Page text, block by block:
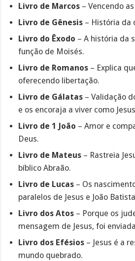
Livro de Marcos – Vencendo
Livro de Gênesis – História da
Livro do Êxodo – A história da
função de Moisés.
Livro de Romanos – Explica
oferecendo libertação.
Livro de Gálatas – Validação
e os encoraja a viver como
Livro de 1 João – Amor e
Deus.
Livro de Mateus – Rastreia
bíblico Abraão.
Livro de Lucas – Os
paralelos de Jesus e João
Livro dos Atos – Porque os
mensagem de Jesus, foi
Livro dos Efésios – Jesus é a
mundo quebrado.